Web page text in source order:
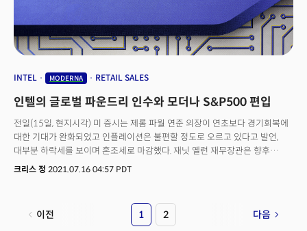
전날보다 2.48% 상승한 49.93달러에 거래를 마쳤다. 암 치료제 제조사인
트릴륨 테라퓨틱스를 23억 달러에 인수하겠다는 발표도 호재로 작용했다.또
바이오엔텍(티커: BNTX)는 9.58%나 급등한 33.42달러를 기록했고, 모더나
(티커: MRNA)도 향후 FDA 정식 승인 기대 여파로 7% 이상 급등한
이른바 ‘FAANG’ 주식들도 1% 이상 상승세를 보였다. 특히 지난 주말 AI
3.83% 상승, 700달러 선을 회복했다.펀드스트랫의 톰리 창업자는 이날
CNBC 클로징 벨에 출연, “연준의 테이퍼링에 대한 시장의 후퇴는 장기
투자자들에게는 오히려 매수의 기회를 제공한다”고 분석했다.한편, 유럽
주요국의 증시도 연준의 테이퍼링 속도 조절에 대한 기대감으로 23일
(현지시각) 일제히 상승 마감했다. 영국 런던의 FTSE 100지수는 0.30% 오른
7109.02를 기록했고, 독일 프랑크푸르트 증시의 DAX30 지수는 전 거래일
INTEL MODERNA RETAIL SALES
인텔의 글로벌 파운드리 인수와 모더나 S&P500 편입
전일(15일, 현지시각) 미 증시는 제롬 파월 연준 의장이 연초보다 경기회복에
대한 기대가 완화되었고 인플레이션은 불편할 정도로 오르고 있다고 발언,
대부분 하락세를 보이며 혼조세로 마감했다. 재닛 옐런 재무장관은 향후
몇개월 동안 급격한 인플레이션이 지속될 가능성을 보았으며 특히 전년대비
캐나다와 영국의 중앙은행이 물가상승에 대응해 매파적인 태도를 취하는 다른
중앙은행들과의 격차를 키우고 있다. 한편 전일 실적을 발표한 대만의 반도체
크리스 정 2021.07.16 04:57 PDT
이전 1 2 다음